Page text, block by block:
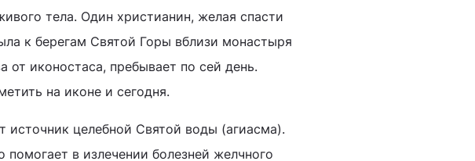
тела. Один христианин, желая спасти
к берегам Святой Горы вблизи монастыря
от иконостаса, пребывает по сей день.
на иконе и сегодня.
источник целебной Святой воды (агиасма).
помогает в излечении болезней желчного